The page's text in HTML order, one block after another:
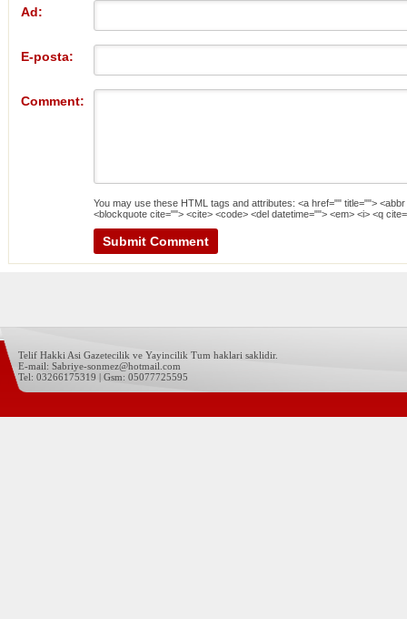
Ad:
E-posta:
Comment:
You may use these HTML tags and attributes: <a href="" title="">
<blockquote cite=""> <cite> <code> <del datetime=""> <em> <i> <q
Telif Hakki Asi Gazetecilik ve Yayincilik Tum haklari saklidir.
E-mail: Sabriye-sonmez@hotmail.com
Tel: 03266175319 | Gsm: 05077725595